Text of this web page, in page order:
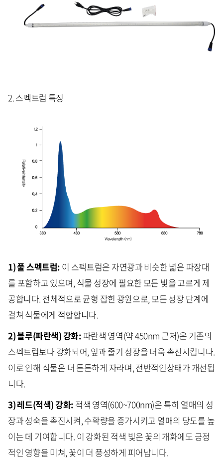
2. 스펙트럼 특징
1) 풀 스펙트럼: 이 스펙트럼은 자연광과 비슷한 넓은 파장대
를 포함하고 있으며, 식물 성장에 필요한 모든 빛을 고르게 제
공합니다. 전체적으로 균형 잡힌 광원으로, 모든 성장 단계에
걸쳐 식물에게 적합합니다.
2) 블루(파란색) 강화: 파란색 영역(약 450nm 근처)은 기존의
스펙트럼보다 강화되어, 잎과 줄기 성장을 더욱 촉진시킵니다.
이로 인해 식물은 더 튼튼하게 자라며, 전반적인상태가 개선됩
니다.
3) 레드(적색) 강화: 적색 영역(600~700nm)은 특히 열매의 성
장과 성숙을 촉진시켜, 수확량을 증가시키고 열매의 당도를 높
이는 데 기여합니다. 이 강화된 적색 빛은 꽃의 개화에도 긍정
적인 영향을 미쳐, 꽃이 더 풍성하게 피어납니다.